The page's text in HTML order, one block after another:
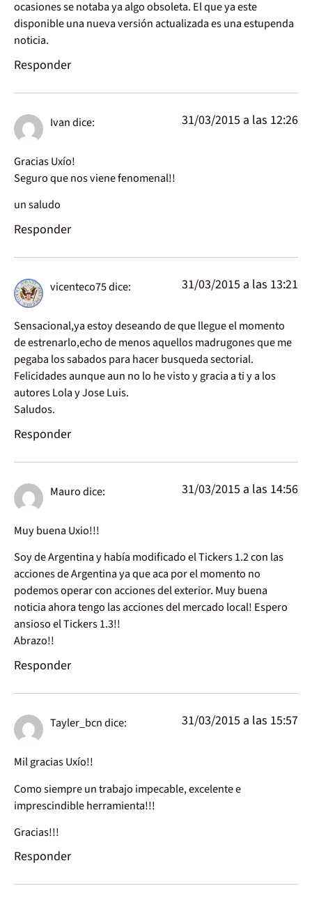
ocasiones se notaba ya algo obsoleta. El que ya este
disponible una nueva versión actualizada es una estupenda
noticia.
Responder
Ivandice: 31/03/2015 a las 12:26
Gracias Uxío!
Seguro que nos viene fenomenal!!
un saludo
Responder
vicenteco75dice: 31/03/2015 a las 13:21
Sensacional,ya estoy deseando de que llegue el momento
de estrenarlo,echo de menos aquellos madrugones que me
pegaba los sabados para hacer busqueda sectorial.
Felicidades aunque aun no lo he visto y gracia a ti y a los
autores Lola y Jose Luis.
Saludos.
Responder
Maurodice: 31/03/2015 a las 14:56
Muy buena Uxio!!!
Soy de Argentina y había modificado el Tickers 1.2 con las
acciones de Argentina ya que aca por el momento no
podemos operar con acciones del exterior. Muy buena
noticia ahora tengo las acciones del mercado local! Espero
ansioso el Tickers 1.3!!
Abrazo!!
Responder
Tayler_bcndice: 31/03/2015 a las 15:57
Mil gracias Uxío!!
Como siempre un trabajo impecable, excelente e
imprescindible herramienta!!!
Gracias!!!
Responder